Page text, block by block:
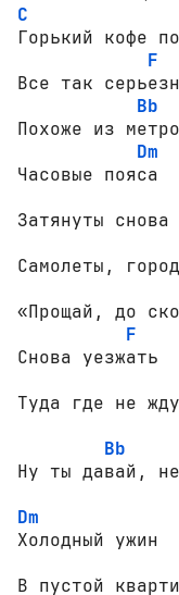
C
Горький кофе
F
Все так
Bb
Похоже из
Dm
Часовые пояса
Затянуты снова
Самолеты,
«Прощай, до
F
Снова уезжать
Туда где не
Bb
Ну ты давай,
Dm
Холодный ужин